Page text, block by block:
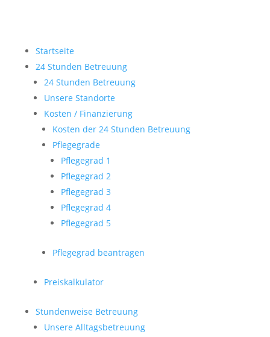
Startseite
24 Stunden Betreuung
24 Stunden Betreuung
Unsere Standorte
Kosten / Finanzierung
Kosten der 24 Stunden Betreuung
Pflegegrade
Pflegegrad 1
Pflegegrad 2
Pflegegrad 3
Pflegegrad 4
Pflegegrad 5
Pflegegrad beantragen
Preiskalkulator
Stundenweise Betreuung
Unsere Alltagsbetreuung